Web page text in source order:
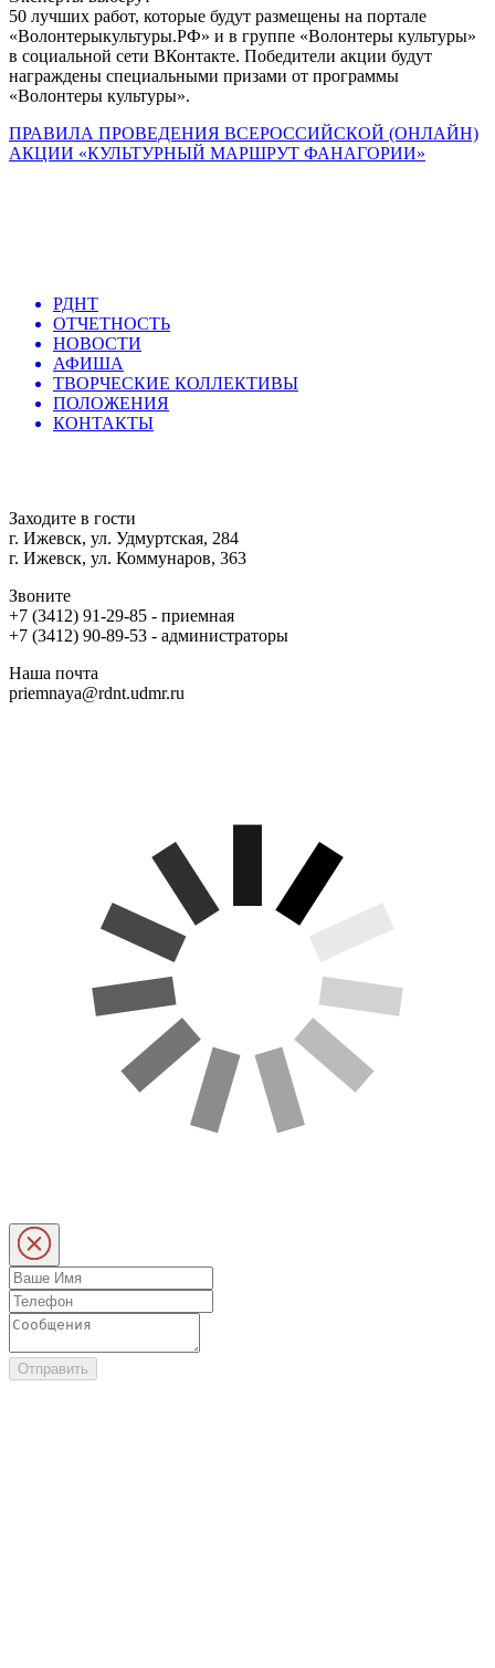
50 лучших работ, которые будут размещены на портале
«Волонтерыкультуры.РФ» и в группе «Волонтеры культуры»
в социальной сети ВКонтакте. Победители акции будут
награждены специальными призами от программы
«Волонтеры культуры».
ПРАВИЛА ПРОВЕДЕНИЯ ВСЕРОССИЙСКОЙ (ОНЛАЙН)
АКЦИИ «КУЛЬТУРНЫЙ МАРШРУТ ФАНАГОРИИ»
РДНТ
ОТЧЕТНОСТЬ
НОВОСТИ
АФИША
ТВОРЧЕСКИЕ КОЛЛЕКТИВЫ
ПОЛОЖЕНИЯ
КОНТАКТЫ
Заходите в гости
г. Ижевск, ул. Удмуртская, 284
г. Ижевск, ул. Коммунаров, 363
Звоните
+7 (3412) 91-29-85 - приемная
+7 (3412) 90-89-53 - администраторы
Наша почта
priemnaya@rdnt.udmr.ru
Отправить